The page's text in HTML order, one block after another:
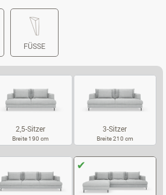
FÜSSE
2,5-Sitzer
Breite 190 cm
3-Sitzer
Breite 210 cm